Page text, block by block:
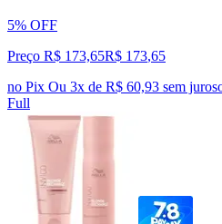
5% OFF
Preço R$ 173,65R$ 173,65
no Pix Ou 3x de R$ 60,93 sem juros
Full